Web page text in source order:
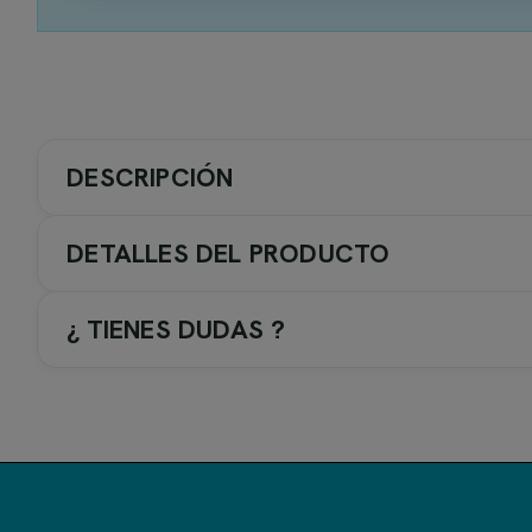
DESCRIPCIÓN
DETALLES DEL PRODUCTO
¿ TIENES DUDAS ?